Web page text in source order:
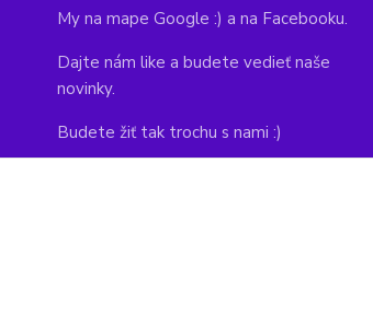
My na mape Google :) a na Facebooku.
Dajte nám like a budete vedieť naše
novinky.
Budete žiť tak trochu s nami :)